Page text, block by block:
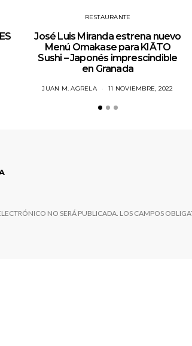
RESTAURANTE
José Luis Miranda estrena nuevo
Menú Omakase para KIĀTO
Sushi – Japonés imprescindible
en Granada
JUAN M. AGRELA 11 NOVIEMBRE, 2022
NO SERÁ PUBLICADA. LOS CAMPOS